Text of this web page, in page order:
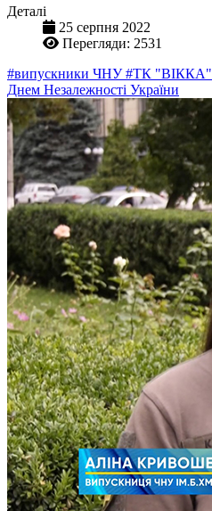
Деталі
25 серпня 2022
Перегляди: 2531
#випускники ЧНУ#ТК "ВІККА"
Днем Незалежності України